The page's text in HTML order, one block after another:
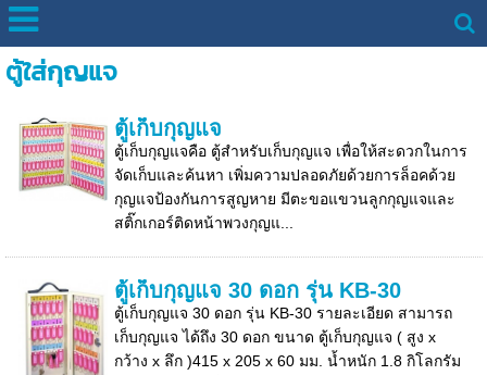
ตู้ใส่กุญแจ
ตู้เก็บกุญแจ
ตู้เก็บกุญแจคือ ตู้สำหรับเก็บกุญแจ เพื่อให้สะดวกในการ
จัดเก็บและค้นหา เพิ่มความปลอดภัยด้วยการล็อคด้วย
กุญแจป้องกันการสูญหาย มีตะขอแขวนลูกกุญแจและ
สติ๊กเกอร์ติดหน้าพวงกุญแ...
ตู้เก็บกุญแจ 30 ดอก รุ่น KB-30
ตู้เก็บกุญแจ 30 ดอก รุ่น KB-30 รายละเอียด สามารถ
เก็บกุญแจ ได้ถึง 30 ดอก ขนาด ตู้เก็บกุญแจ ( สูง x
กว้าง x ลึก )415 x 205 x 60 มม. น้ำหนัก 1.8 กิโลกรัม